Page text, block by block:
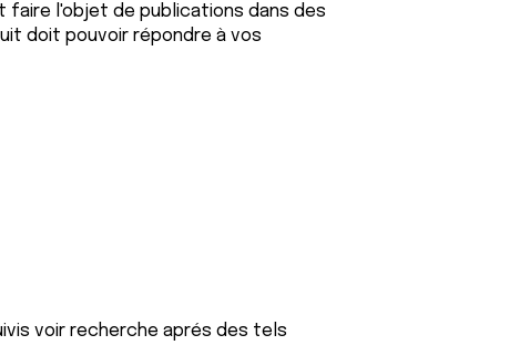
l'objet de publications dans des
doit pouvoir répondre à vos
voir recherche aprés des tels